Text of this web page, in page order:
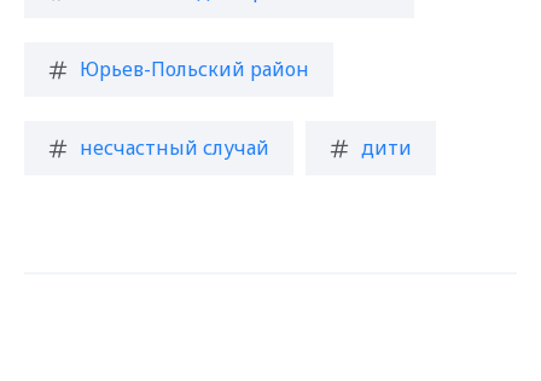
Юрьев-Польский район
несчастный случай дити